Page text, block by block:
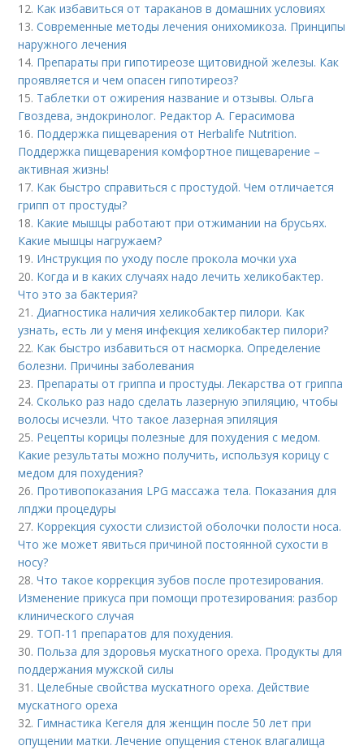
12. Как избавиться от тараканов в домашних условиях
13.Современные методы лечения онихомикоза. Принципы
наружного лечения
14. Препараты при гипотиреозе щитовидной железы. Как
проявляется и чем опасен гипотиреоз?
15. Таблетки от ожирения название и отзывы. Ольга
Гвоздева, эндокринолог. Редактор А. Герасимова
16. Поддержка пищеварения от Herbalife Nutrition.
Поддержка пищеварения комфортное пищеварение –
активная жизнь!
17. Как быстро справиться с простудой. Чем отличается
грипп от простуды?
18. Какие мышцы работают при отжимании на брусьях.
Какие мышцы нагружаем?
19. Инструкция по уходу после прокола мочки уха
20. Когда и в каких случаях надо лечить хеликобактер.
Что это за бактерия?
21.Диагностика наличия хеликобактер пилори. Как
узнать, есть ли у меня инфекция хеликобактер пилори?
22. Как быстро избавиться от насморка. Определение
болезни. Причины заболевания
23. Препараты от гриппа и простуды. Лекарства от гриппа
24.Сколько раз надо сделать лазерную эпиляцию, чтобы
волосы исчезли. Что такое лазерная эпиляция
25. Рецепты корицы полезные для похудения с медом.
Какие результаты можно получить, используя корицу с
медом для похудения?
26. Противопоказания LPG массажа тела. Показания для
лпджи процедуры
27. Коррекция сухости слизистой оболочки полости носа.
Что же может явиться причиной постоянной сухости в
носу?
28.Что такое коррекция зубов после протезирования.
Изменение прикуса при помощи протезирования: разбор
клинического случая
29. ТОП-11 препаратов для похудения.
30. Польза для здоровья мускатного ореха. Продукты для
поддержания мужской силы
31. Целебные свойства мускатного ореха. Действие
мускатного ореха
32. Гимнастика Кегеля для женщин после 50 лет при
опущении матки. Лечение опущения стенок влагалища